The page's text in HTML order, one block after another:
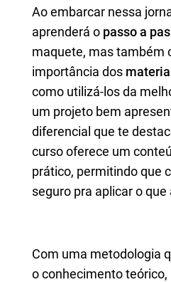
Ao embarcar nessa
aprenderá o passo a
maquete, mas também
importância dos
como utilizá-los da
um projeto bem
diferencial que te
curso oferece um
prático, permitindo que
seguro pra aplicar o que
Com uma metodologia
o conhecimento